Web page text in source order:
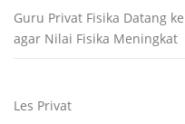
Guru Privat Fisika Datang
agar Nilai Fisika Meningkat
Les Privat